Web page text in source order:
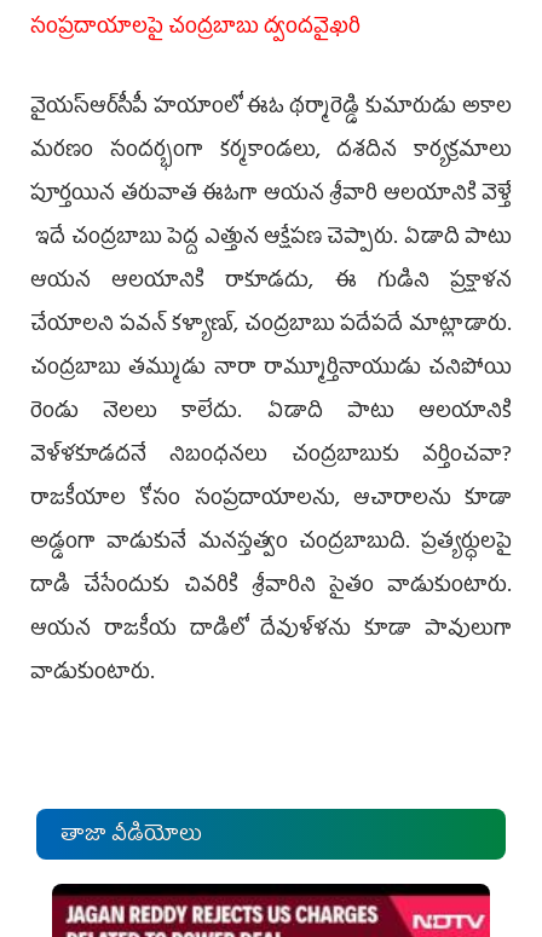
సంప్రదాయాలపై చంద్రబాబు ద్వందవైఖరి
వైయస్‌ఆర్‌సీపీ హయాంలో ఈఓ థర్మారెడ్డి కుమారుడు అకాల
మరణం సందర్భంగా కర్మకాండలు, దశదిన కార్యక్రమాలు
పూర్తయిన తరువాత ఈఓగా ఆయన శ్రీవారి ఆలయానికి వెళ్తే
ఇదే చంద్రబాబు పెద్ద ఎత్తున ఆక్షేపణ చెప్పారు. ఏడాది పాటు
ఆయన ఆలయానికి రాకూడదు, ఈ గుడిని ప్రక్షాళన
చేయాలని పవన్ కళ్యాణ్, చంద్రబాబు పదేపదే మాట్లాడారు.
చంద్రబాబు తమ్ముడు నారా రామ్మూర్తినాయుడు చనిపోయి
రెండు నెలలు కాలేదు. ఏడాది పాటు ఆలయానికి
వెళ్ళకూడదనే నిబంధనలు చంద్రబాబుకు వర్తించవా?
రాజకీయాల కోసం సంప్రదాయాలను, ఆచారాలను కూడా
అడ్డంగా వాడుకునే మనస్తత్వం చంద్రబాబుది. ప్రత్యర్ధులపై
దాడి చేసేందుకు చివరికి శ్రీవారిని సైతం వాడుకుంటారు.
ఆయన రాజకీయ దాడిలో దేవుళ్ళను కూడా పావులుగా
వాడుకుంటారు.
తాజా వీడియోలు